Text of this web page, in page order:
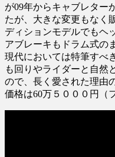
が09年からキャブレター
たが、大きな変更もなく
ディションモデルでもヘ
アブレーキもドラム式の
現代においては特筆すべ
も回りやライダーと自然
ので、長く愛された理由
価格は60万５０００円（